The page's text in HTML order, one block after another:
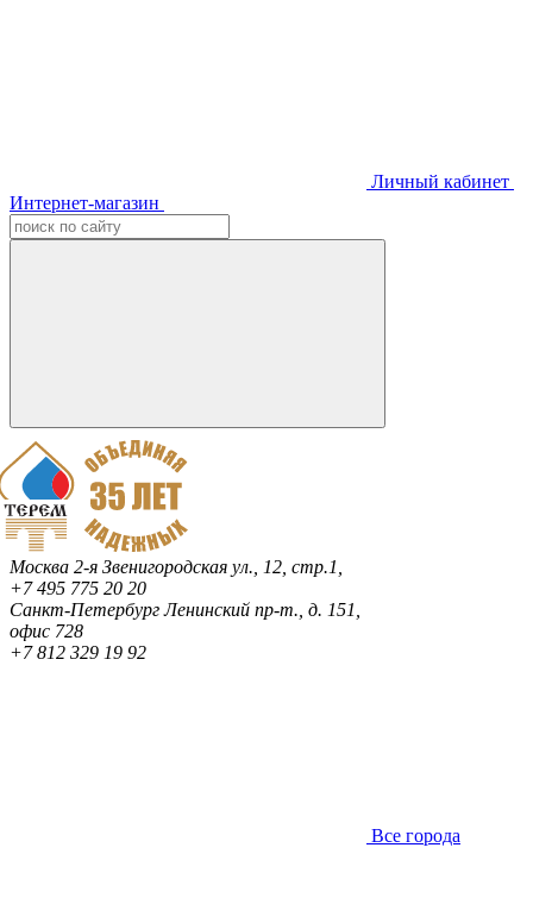
Личный кабинет
Интернет-магазин
Москва 2-я Звенигородская ул., 12, стр.1,
+7 495 775 20 20
Санкт-ПетербургЛенинский пр-т., д. 151,
офис 728
+7 812 329 19 92
Все города